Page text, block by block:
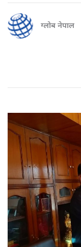
ग्लोब नेपाल